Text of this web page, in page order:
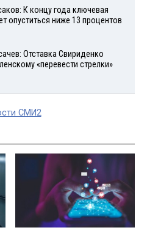
К концу года ключевая
опуститься ниже 13 процентов
Отставка Свириденко
«перевести стрелки»
СМИ2